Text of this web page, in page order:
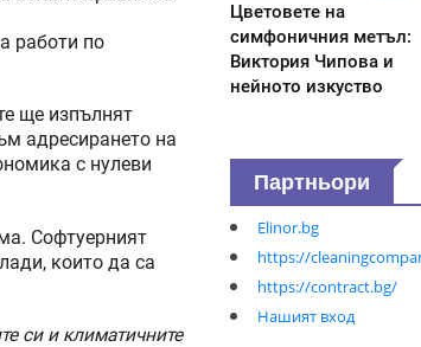
работи по
ще изпълнят
адресирането на
с нулеви
Софтуерният
които да са
си и климатичните
Цветовете на
симфоничния метъл:
Виктория Чипова и
нейното изкуство
Партньори
Elinor.bg
https://
https://contract.bg/
Нашият вход